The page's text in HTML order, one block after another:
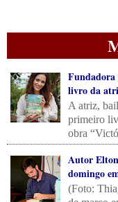
Fundadora
livro da
A atriz,
primeiro
obra
Autor
domingo
(Foto: